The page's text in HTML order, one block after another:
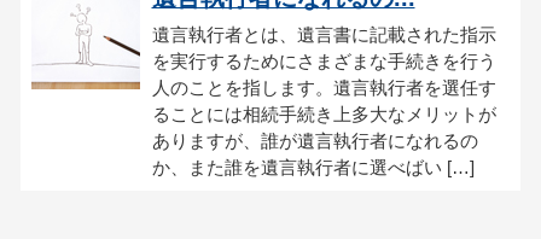
遺言執行者とは、遺言書に記載された指示
を実行するためにさまざまな手続きを行う
人のことを指します。遺言執行者を選任す
ることには相続手続き上多大なメリットが
ありますが、誰が遺言執行者になれるの
か、また誰を遺言執行者に選べばい […]